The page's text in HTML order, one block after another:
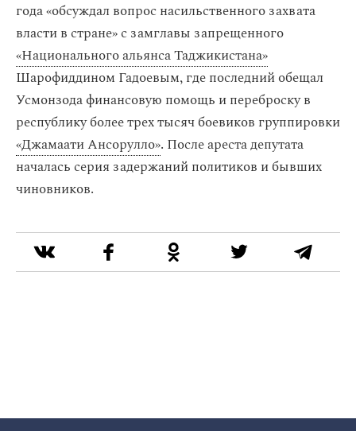
года «обсуждал вопрос насильственного захвата
власти в стране» с замглавы запрещенного
«Национального альянса Таджикистана»
Шарофиддином Гадоевым, где последний обещал
Усмонзода финансовую помощь и переброску в
республику более трех тысяч боевиков группировки
«Джамаати Ансорулло». После ареста депутата
началась серия задержаний политиков и бывших
чиновников.